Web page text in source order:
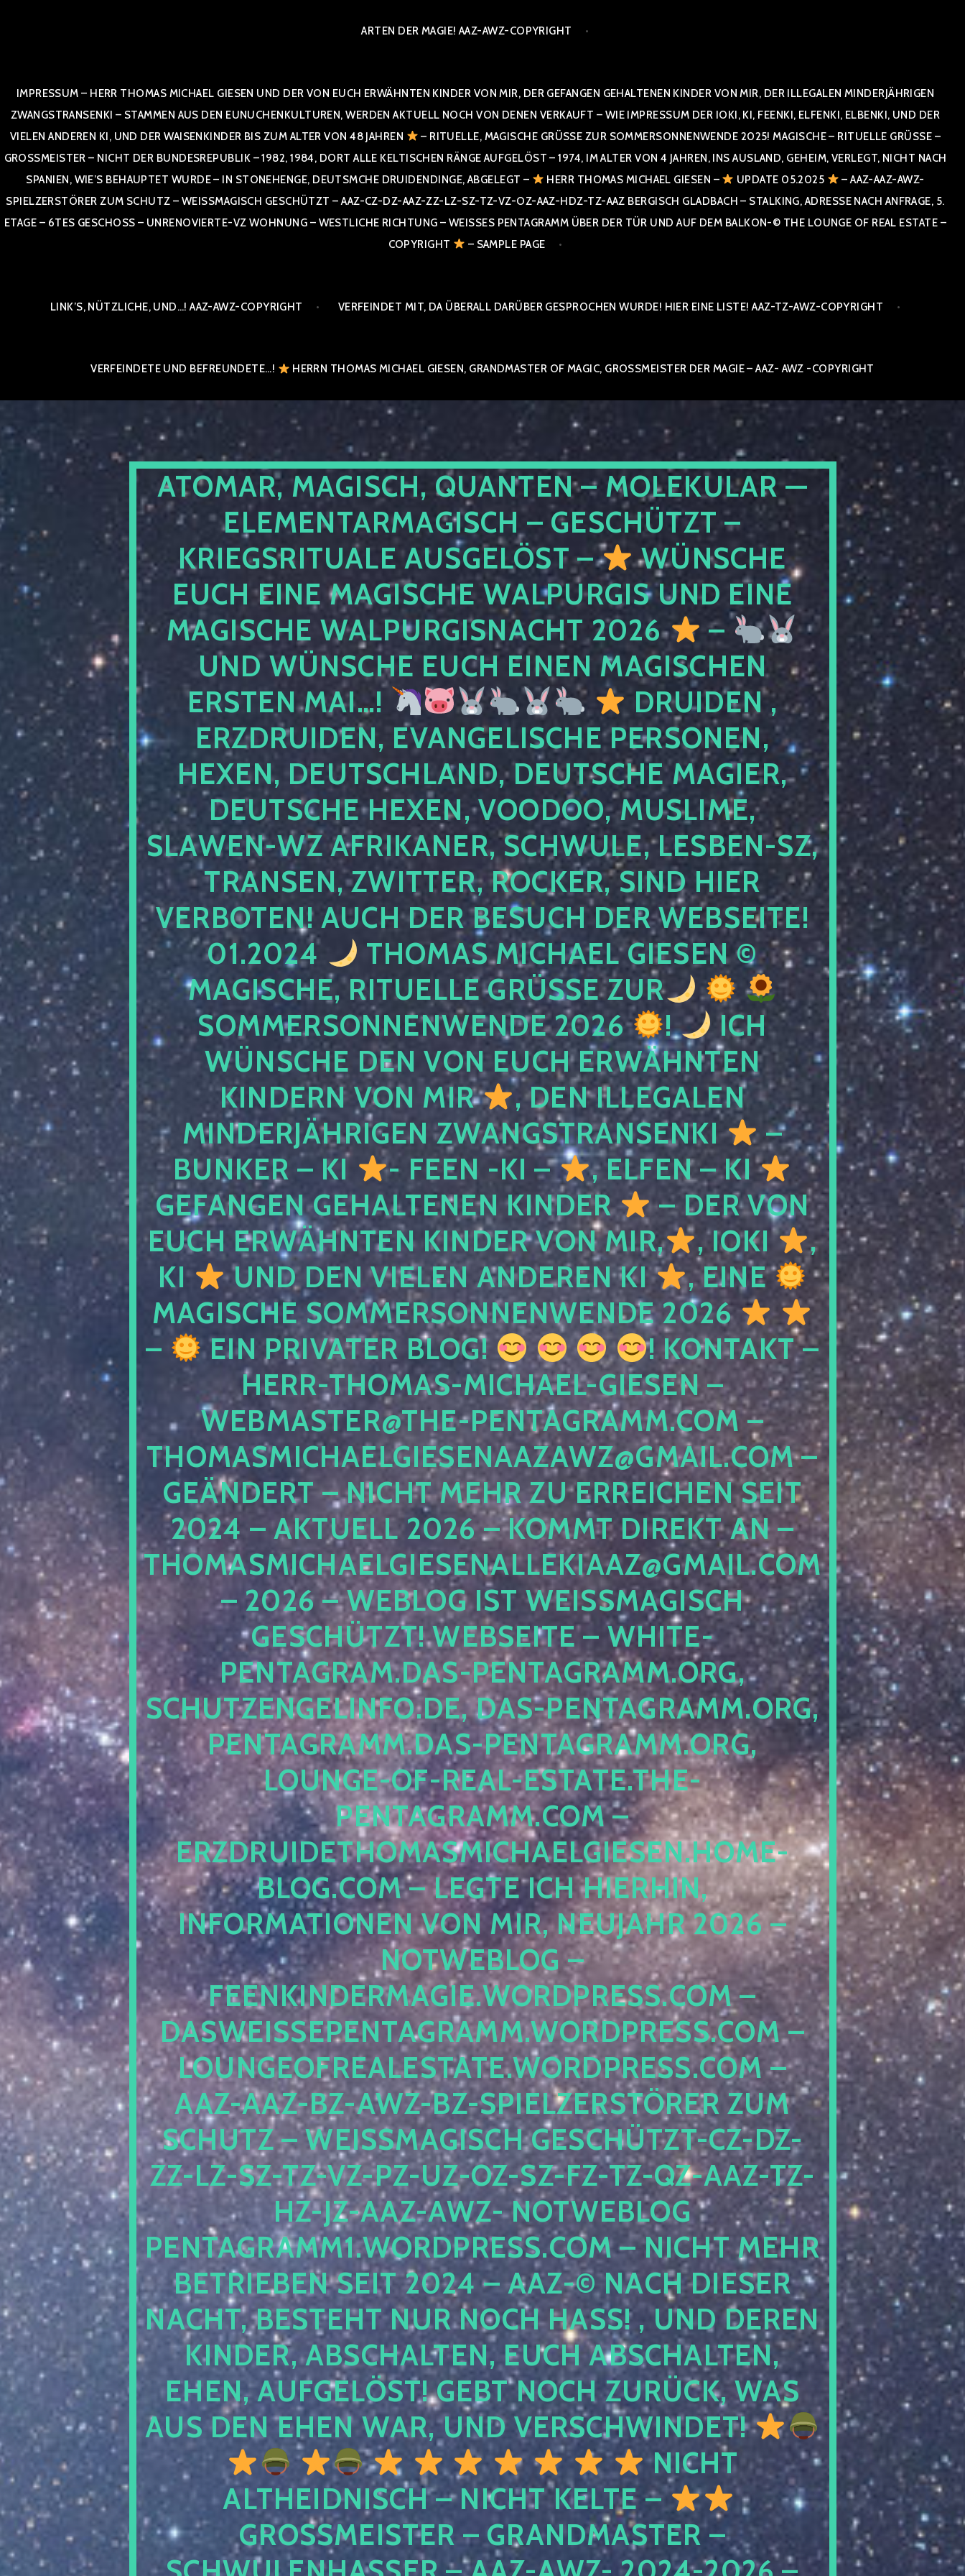
ARTEN DER MAGIE! AAZ-AWZ-COPYRIGHT
IMPRESSUM – HERR THOMAS MICHAEL GIESEN UND DER VON EUCH ERWÄHNTEN KINDER VON MIR, DER GEFANGEN GEHALTENEN KINDER VON MIR, DER ILLEGALEN MINDERJÄHRIGEN
ZWANGSTRANSENKI – STAMMEN AUS DEN EUNUCHENKULTUREN, WERDEN AKTUELL NOCH VON DENEN VERKAUFT – WIE IMPRESSUM DER IOKI, KI, FEENKI, ELFENKI, ELBENKI, UND DER
VIELEN ANDEREN KI, UND DER WAISENKINDER BIS ZUM ALTER VON 48 JAHREN
– RITUELLE, MAGISCHE GRÜSSE ZUR SOMMERSONNENWENDE 2025! MAGISCHE – RITUELLE GRÜSSE – GR
OSSMEISTER – NICHT DER BUNDESREPUBLIK – 1982, 1984, DORT ALLE KELTISCHEN RÄNGE AUFGELÖST – 1974, IM ALTER VON 4 JAHREN, INS AUSLAND, GEHEIM, VERLEGT, NICHT NACH SPA
NIEN, WIE’S BEHAUPTET WURDE – IN STONEHENGE, DEUTSMCHE DRUIDENDINGE, ABGELEGT –
HERR THOMAS MICHAEL GIESEN – UPDATE 05.2025
– AAZ-AAZ-AWZ-
SPIELZERSTÖRER ZUM SCHUTZ – WEISSMAGISCH GESCHÜTZT – AAZ-CZ-DZ-AAZ-ZZ-LZ-SZ-TZ-VZ-OZ-AAZ-HDZ-TZ-AAZ BERGISCH GLADBACH – STALKING, ADRESSE NACH ANFRAGE, 5. E
TAGE – 6TES GESCHOSS – UNRENOVIERTE-VZ WOHNUNG – WESTLICHE RICHTUNG – WEISSES PENTAGRAMM ÜBER DER TÜR UND AUF DEM BALKON-© THE LOUNGE OF REAL ESTATE – CO
PYRIGHT
– SAMPLE PAGE
LINK’S, NÜTZLICHE, UND…! AAZ-AWZ-COPYRIGHT VERFEINDET MIT, DA ÜBERALL DARÜBER GESPROCHEN WURDE! HIER EINE LISTE! AAZ-TZ-AWZ-COPYRIGHT
VERFEINDETE UND BEFREUNDETE…! HERRN THOMAS MICHAEL GIESEN, GRANDMASTER OF MAGIC, GROSSMEISTER DER MAGIE – AAZ- AWZ -COPYRIGHT
ATOMAR, MAGISCH, QUANTEN – MOLEKULAR —
ELEMENTARMAGISCH – GESCHÜTZT –
KRIEGSRITUALE AUSGELÖST –
WÜNSCHE
EUCH EINE MAGISCHE WALPURGIS UND EINE
MAGISCHE WALPURGISNACHT 2026
–
UND WÜNSCHE EUCH EINEN MAGISCHEN
ERSTEN MAI…!
DRUIDEN ,
ERZDRUIDEN, EVANGELISCHE PERSONEN,
HEXEN, DEUTSCHLAND, DEUTSCHE MAGIER,
DEUTSCHE HEXEN, VOODOO, MUSLIME,
SLAWEN-WZ AFRIKANER, SCHWULE, LESBEN-SZ,
TRANSEN, ZWITTER, ROCKER, SIND HIER
VERBOTEN! AUCH DER BESUCH DER WEBSEITE!
01.2024
THOMAS MICHAEL GIESEN ©
MAGISCHE, RITUELLE GRÜSSE ZUR
SOMMERSONNENWENDE 2026
!
ICH
WÜNSCHE DEN VON EUCH ERWÄHNTEN
KINDERN VON MIR
, DEN ILLEGALEN
MINDERJÄHRIGEN ZWANGSTRANSENKI
–
BUNKER – KI
- FEEN -KI –
, ELFEN – KI
GEFANGEN GEHALTENEN KINDER
– DER VON
EUCH ERWÄHNTEN KINDER VON MIR,
, IOKI
,
KI
UND DEN VIELEN ANDEREN KI
, EINE
MAGISCHE SOMMERSONNENWENDE 2026
–
EIN PRIVATER BLOG!
! KONTAKT –
HERR-THOMAS-MICHAEL-GIESEN –
WEBMASTER@THE-PENTAGRAMM.COM –
THOMASMICHAELGIESENAAZAWZ@GMAIL.COM –
GEÄNDERT – NICHT MEHR ZU ERREICHEN SEIT
2024 – AKTUELL 2026 – KOMMT DIREKT AN –
THOMASMICHAELGIESENALLEKIAAZ@GMAIL.COM
– 2026 – WEBLOG IST WEISSMAGISCH G
ESCHÜTZT! WEBSEITE – WHITE-P
ENTAGRAM.DAS-PENTAGRAMM.ORG, S
CHUTZENGELINFO.DE, DAS-PENTAGRAMM.ORG, P
ENTAGRAMM.DAS-PENTAGRAMM.ORG, L
OUNGE-OF-REAL-ESTATE.THE-P
ENTAGRAMM.COM – E
RZDRUIDETHOMASMICHAELGIESEN.HOME-B
LOG.COM – LEGTE ICH HIERHIN, I
NFORMATIONEN VON MIR, NEUJAHR 2026 – N
OTWEBLOG – F
EENKINDERMAGIE.WORDPRESS.COM – D
ASWEISSEPENTAGRAMM.WORDPRESS.COM – L
OUNGEOFREALESTATE.WORDPRESS.COM – A
AZ-AAZ-BZ-AWZ-BZ-SPIELZERSTÖRER ZUM S
CHUTZ – WEISSMAGISCH GESCHÜTZT-CZ-DZ-ZZ
-LZ-SZ-TZ-VZ-PZ-UZ-OZ-SZ-FZ-TZ-QZ-AAZ-TZ-HZ
-JZ-AAZ-AWZ- NOTWEBLOG PE
NTAGRAMM1.WORDPRESS.COM – NICHT MEHR BE
TRIEBEN SEIT 2024 – AAZ-© NACH DIESER NA
CHT, BESTEHT NUR NOCH HASS! , UND DEREN KI
NDER, ABSCHALTEN, EUCH ABSCHALTEN, EH
EN, AUFGELÖST! GEBT NOCH ZURÜCK, WAS AU
S DEN EHEN WAR, UND VERSCHWINDET!
NICHT
ALTHEIDNISCH – NICHT KELTE –
GROSSMEISTER – GRANDMASTER – S